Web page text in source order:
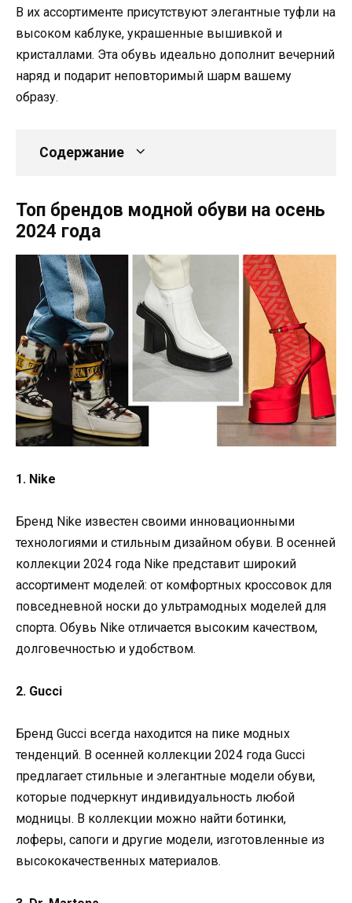
В их ассортименте присутствуют элегантные туфли на
высоком каблуке, украшенные вышивкой и
кристаллами. Эта обувь идеально дополнит вечерний
наряд и подарит неповторимый шарм вашему
образу.
Содержание
Топ брендов модной обуви на осень
2024 года
1. Nike
Бренд Nike известен своими инновационными
технологиями и стильным дизайном обуви. В осенней
коллекции 2024 года Nike представит широкий
ассортимент моделей: от комфортных кроссовок для
повседневной носки до ультрамодных моделей для
спорта. Обувь Nike отличается высоким качеством,
долговечностью и удобством.
2. Gucci
Бренд Gucci всегда находится на пике модных
тенденций. В осенней коллекции 2024 года Gucci
предлагает стильные и элегантные модели обуви,
которые подчеркнут индивидуальность любой
модницы. В коллекции можно найти ботинки,
лоферы, сапоги и другие модели, изготовленные из
высококачественных материалов.